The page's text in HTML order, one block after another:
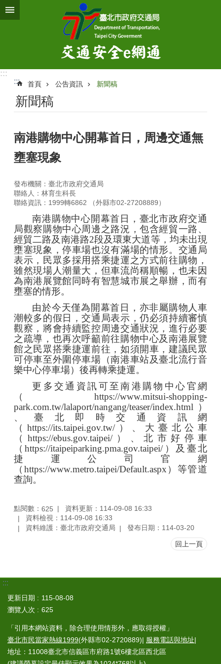
跳到主要內容區塊
:::
:::
首頁 公告資訊 新聞稿
新聞稿
南港購物中心開幕首日，周邊交通無
壅塞現象
發布機關：臺北市政府交通局
聯絡人：林育生科長
聯絡資訊：1999轉6862 （外縣市02-27208889）
南港購物中心開幕首日，臺北市政府交通
局觀察購物中心周邊之路況，包含經貿一路、
經貿二路及南港路2段及環東大道等，均未出現
壅塞現象，停車場也沒有滿場的情形。交通局
表示，民眾多採用搭乘捷運之方式前往購物，
雖然現場人潮量大，但車流尚稱順暢，也未因
為南港展覽館同時有智慧城市展之舉辦，而有
壅塞的情形。
由於今天僅為開幕首日，亦非屬購物人車
潮較多的假日，交通局表示，仍必須持續審慎
觀察，將會持續監控周邊交通狀況，進行必要
之疏導，也再次呼籲前往購物中心及南港展覽
館之民眾搭乘捷運前往，如須開車，建議民眾
可停車至外圍停車場（南港車站及臺北流行音
樂中心停車場）後再轉乘捷運。
更多交通資訊可至南港購物中心官網
（ https://www.mitsui-shopping-
park.com.tw/lalaport/nangang/teaser/index.html ）
、臺北即時交通資訊網
（ https://its.taipei.gov.tw/）、大臺北公車
（ https://ebus.gov.taipei/）、北市好停車
（https://itaipeiparking.pma.gov.taipei/ ）及臺北
捷運公司官網
（ https://www.metro.taipei/Default.aspx ）等管道
查詢。
點閱數： 625
資料更新：114-09-08 16:33
資料檢視：114-09-08 16:33
資料維護：臺北市政府交通局
發布日期：114-03-20
回上一頁
:::
更新日期
115-08-08
瀏覽人次
625
「引用本網站資料，除合理使用情形外，應取得授權」
臺北市民當家熱線1999(外縣市02-2720889)| 服務電話與地址|
地址：11008臺北市信義區市府路1號6樓北區西北區